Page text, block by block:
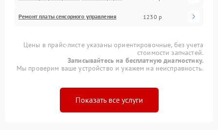
Ремонт платы сенсорного управления 1230 р
Цены в прайс-листе указаны ориентировочные, без учета
стоимости запчастей.
Записывайтесь на бесплатную диагностику.
Мы проверим ваше устройство и укажем на неисправность.
Показать все услуги